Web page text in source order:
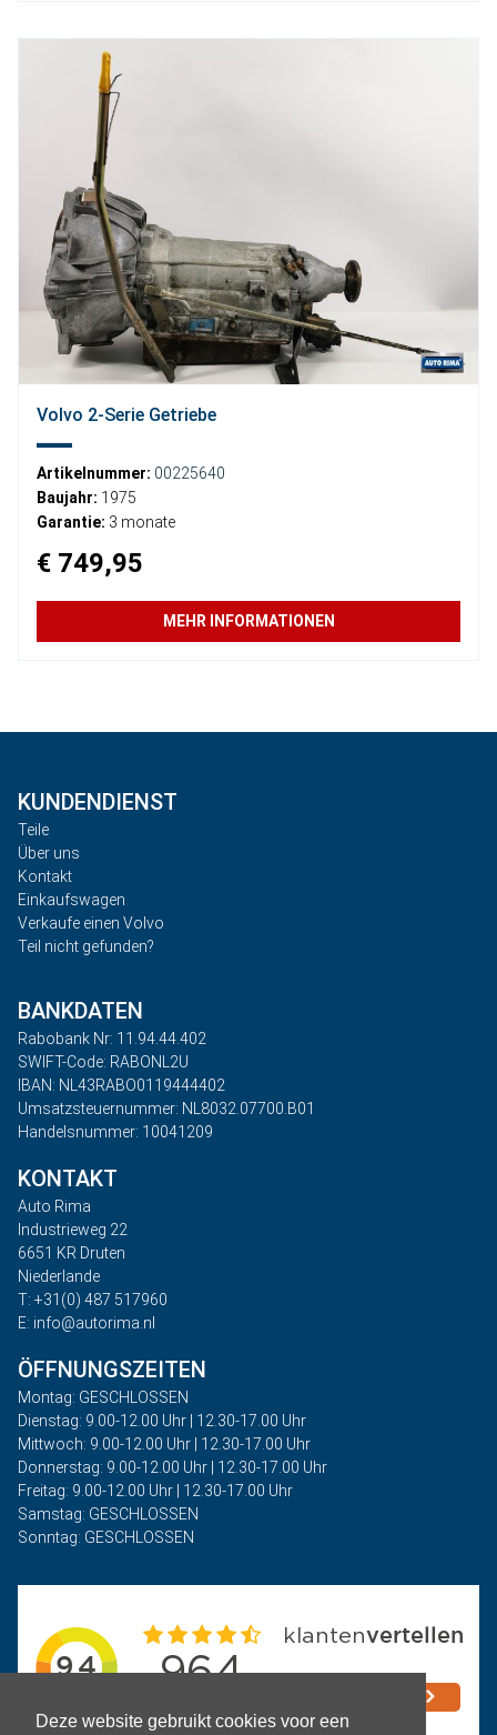
Deze website gebruikt cookies voor een
Volvo 2-Serie Getriebe
Artikelnummer: 00225640
Baujahr: 1975
Garantie: 3 monate
€ 749,95
MEHR INFORMATIONEN
KUNDENDIENST
Teile
Über uns
Kontakt
Einkaufswagen
Verkaufe einen Volvo
Teil nicht gefunden?
BANKDATEN
Rabobank Nr: 11.94.44.402
SWIFT-Code: RABONL2U
IBAN: NL43RABO0119444402
Umsatzsteuernummer: NL8032.07700.B01
Handelsnummer: 10041209
KONTAKT
Auto Rima
Industrieweg 22
6651 KR Druten
Niederlande
T: +31(0) 487 517960
E: info@autorima.nl
ÖFFNUNGSZEITEN
Montag: GESCHLOSSEN
Dienstag: 9.00-12.00 Uhr | 12.30-17.00 Uhr
Mittwoch: 9.00-12.00 Uhr | 12.30-17.00 Uhr
Donnerstag: 9.00-12.00 Uhr | 12.30-17.00 Uhr
Freitag: 9.00-12.00 Uhr | 12.30-17.00 Uhr
Samstag: GESCHLOSSEN
Sonntag: GESCHLOSSEN